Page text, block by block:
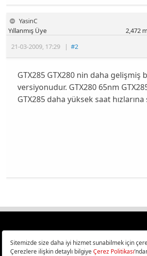
YasinC
21-03-2009, 17:29 |#2
Yıllanmış Üye 2,472
GTX285 GTX280 nin daha gelişmiş
versiyonudur. GTX280 65nm
GTX285 daha yüksek saat